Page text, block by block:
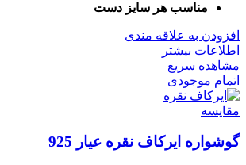
مناسب هر سایز دست
افزودن به علاقه مندی
اطلاعات بیشتر
مشاهده سریع
اتمام موجودی
مقایسه
گوشواره ایرکاف نقره عیار 925